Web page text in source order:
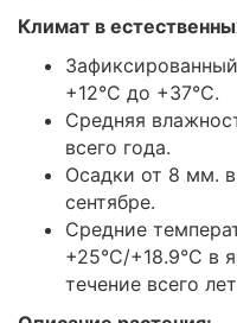
Климат в
+12°С до +37°С.
Средняя
всего года.
Осадки от 8 мм.
сентябре.
Средние
+25°С/+18.9°С в
течение всего